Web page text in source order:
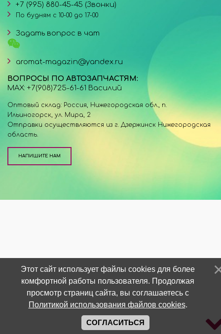
+7 (995) 880-45-45 (Звонки)
По будням с 10-00 до 17-00
Задать вопрос в чат
aromat-magazin@yandex.ru
ВОПРОСЫ ПО АВТОЗАПЧАСТЯМ:
MAX: +7(908)725-61-61 Василий
Оптовый склад: Россия, Нижегородская обл., п.
Ильиногорск, ул. Мира, 2
Отправки осуществляются из г. Дзержинск Нижегородская
область.
НАПИШИТЕ НАМ
Этот сайт использует файлы cookies для более
комфортной работы пользователя. Продолжая
просмотр страниц сайта, вы соглашаетесь с
Политикой использования файлов cookies.
СОГЛАСИТЬСЯ